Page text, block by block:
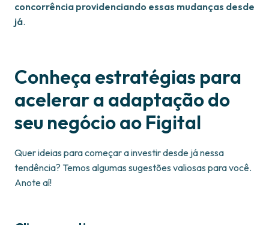
concorrência providenciando essas mudanças desde
já.
Conheça estratégias para
acelerar a adaptação do
seu negócio ao Figital
Quer ideias para começar a investir desde já nessa
tendência? Temos algumas sugestões valiosas para você.
Anote aí!